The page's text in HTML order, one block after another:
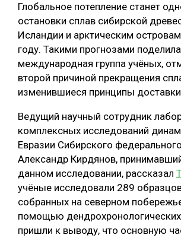
ПРОИЗВОДСТВО ДРЕВЕСНЫХ ПЛИТ
КОМПЛЕКСНАЯ ПЕРЕРАБОТКА
ЛЕСОПИЛЕНИЕ
ДЕРЕВЯННОЕ ДОМОСТРОЕНИЕ
БЕЗОПАСНОЕ ПРОИЗВОДСТВО
СОРТИРОВКА ДРЕВЕСИНЫ
СУШКА ДРЕВЕСИНЫ
МЕБЕЛЬНОЕ ПРОИЗВОДСТВО
ПОДБОРКИ СТАТЕЙ
Глобальное потепление станет
остановки сплав сибирской
Исландии и арктическим
году. Такими прогнозами
международная группа учёных,
второй причиной прекращения
изменившиеся принципы
Ведущий научный сотрудник
комплексных исследований
Евразии Сибирского
Александр Кирдянов,
данном исследовании, рассказал
учёные исследовали 289
собранных на северном
помощью
пришли к выводу, что основную